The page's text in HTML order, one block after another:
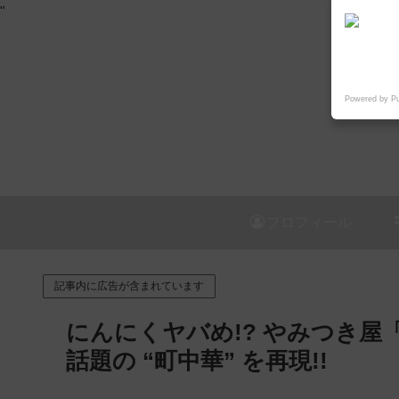
"
記事内に広告が含まれています
にんにくヤバめ!? やみつき屋
話題の “町中華” を再現!!
Powered by